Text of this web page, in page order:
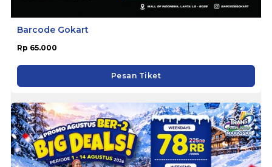
Barcode Gokart
Rp 65.000
Pesan Tiket